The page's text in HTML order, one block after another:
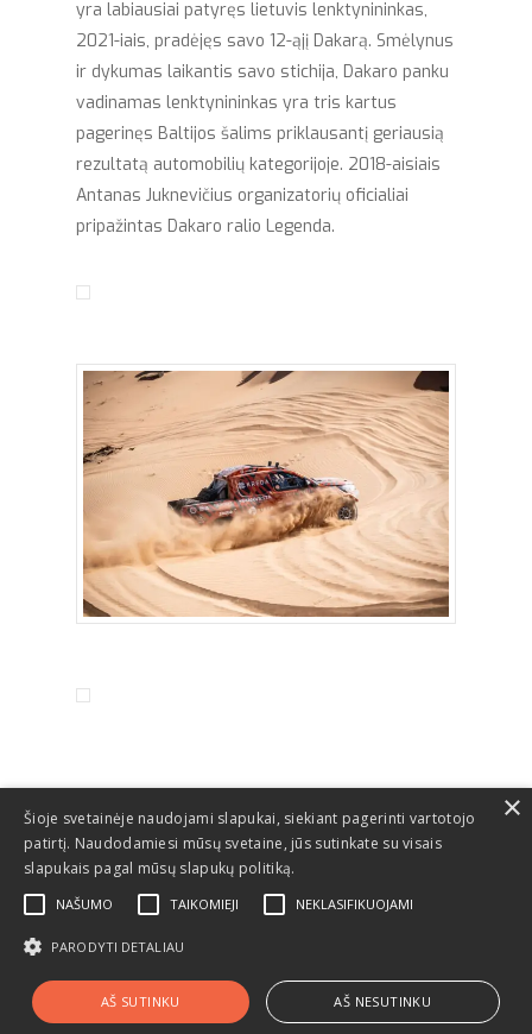
yra labiausiai patyręs lietuvis lenktynininkas,
2021-iais, pradėjęs savo 12-ąjį Dakarą. Smėlynus
ir dykumas laikantis savo stichija, Dakaro panku
vadinamas lenktynininkas yra tris kartus
pagerinęs Baltijos šalims priklausantį geriausią
rezultatą automobilių kategorijoje. 2018-aisiais
Antanas Juknevičius organizatorių oficialiai
pripažintas Dakaro ralio Legenda.
© 2026 Dakaras.
Šioje svetainėje naudojami slapukai, siekiant pagerinti vartotojo
patirtį. Naudodamiesi mūsų svetaine, jūs sutinkate su visais
slapukais pagal mūsų slapukų politiką.
NAŠUMO TAIKOMIEJI NEKLASIFIKUOJAMI
PARODYTI DETALIAU
AŠ SUTINKU AŠ NESUTINKU
×